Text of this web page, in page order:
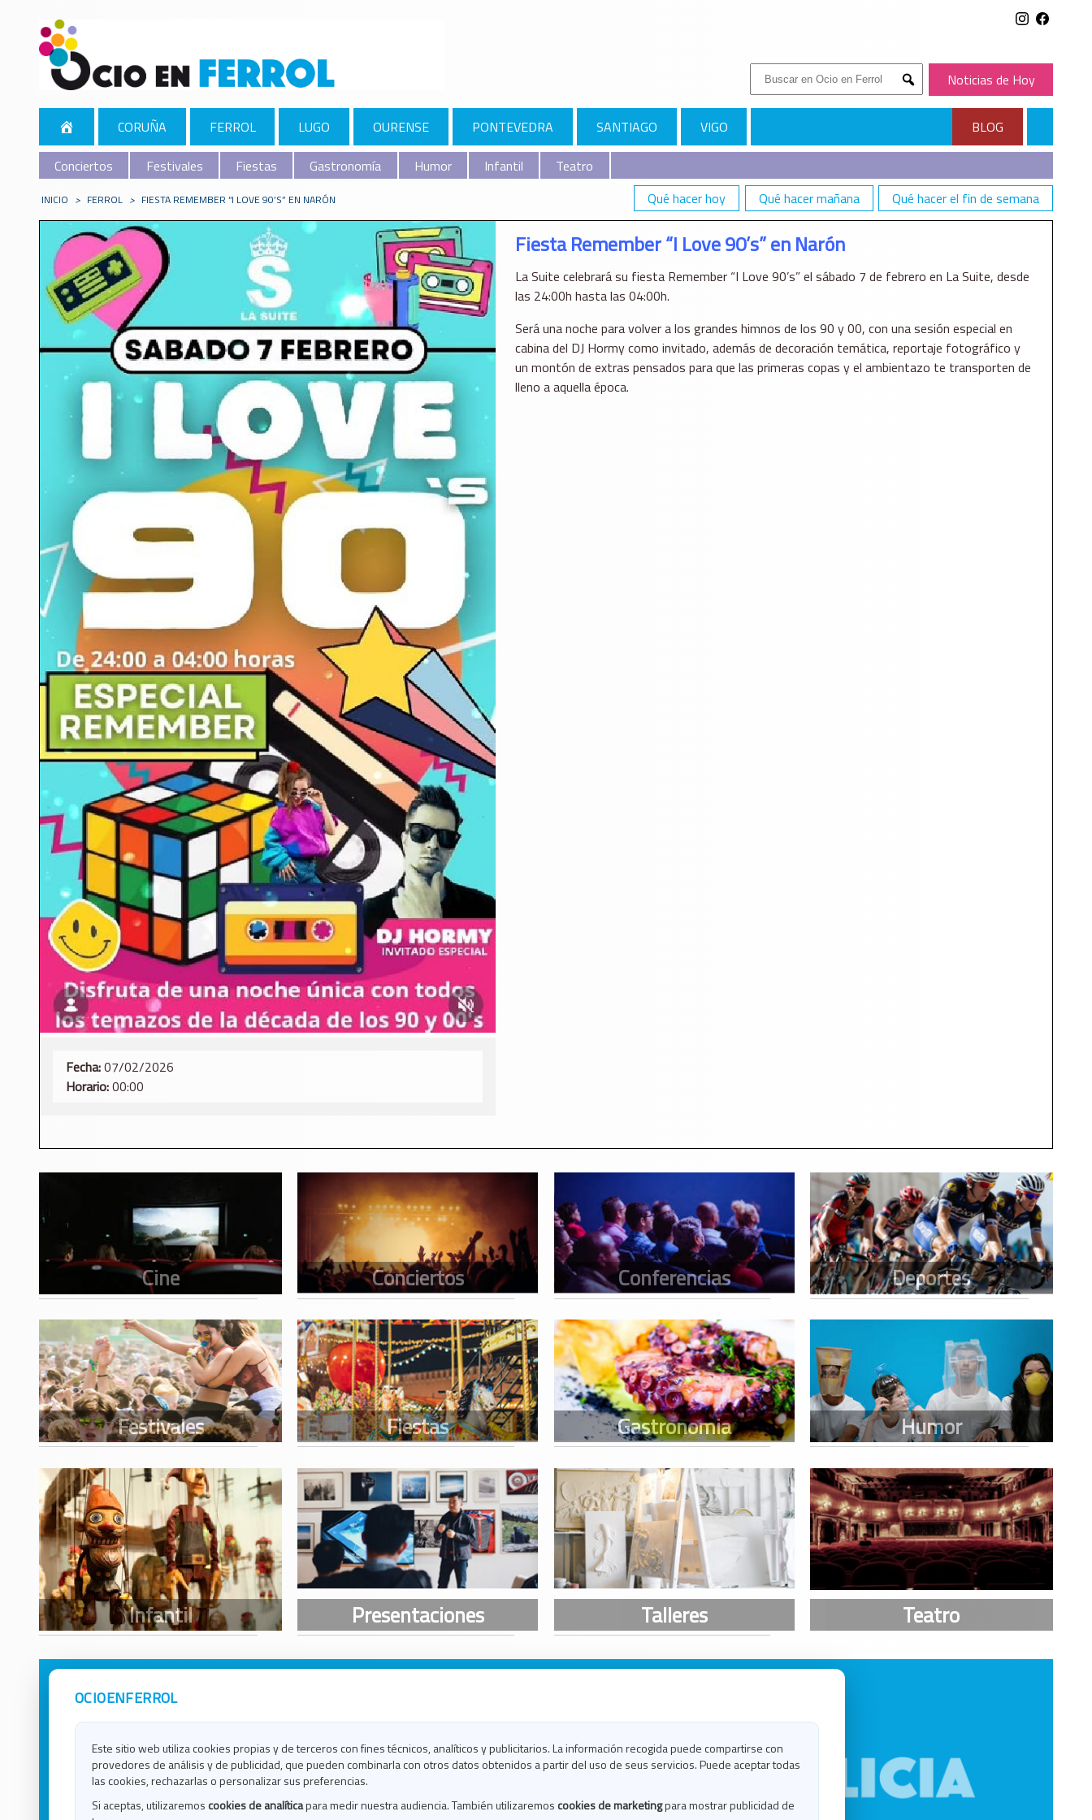
Buscar:
Submit
Noticias de Hoy
CORUÑA FERROL LUGO OURENSE PONTEVEDRA SANTIAGO VIGO
BLOG
Conciertos
Festivales Fiestas Gastronomía Humor Infantil
Teatro
Qué hacer hoy
Qué hacer mañana Qué hacer el fin de semana
INICIO > FERROL > FIESTA REMEMBER “I LOVE 90’S” EN NARÓN
Fecha:07/02/2026
Horario:00:00
Fiesta Remember “I Love 90’s” en Narón
La Suite celebrará su fiesta Remember “I Love 90’s” el sábado 7 de febrero en La Suite, desde
las 24:00h hasta las 04:00h.
Será una noche para volver a los grandes himnos de los 90 y 00, con una sesión especial en
cabina del DJ Hormy como invitado, además de decoración temática, reportaje fotográfico y
un montón de extras pensados para que las primeras copas y el ambientazo te transporten de
lleno a aquella época.
OCIOENFERROL
Este sitio web utiliza cookies propias y de terceros con fines técnicos, analíticos y publicitarios. La información recogida puede compartirse con
provedores de análisis y de publicidad, que pueden combinarla con otros datos obtenidos a partir del uso de seus servicios. Puede aceptar todas
las cookies, rechazarlas o personalizar sus preferencias.
Si aceptas, utilizaremos cookies de analíticapara medir nuestra audiencia. También utilizaremos cookies de marketingpara mostrar publicidad de
Avisos Legales
Política de Cookies
Ocio en Lugo
Ocio en Ourense
Ocio en Santiago